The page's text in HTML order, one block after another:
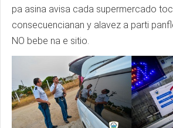
pa asina avisa cada supermercado
consecuencianan y alavez a parti
NO bebe na e sitio.